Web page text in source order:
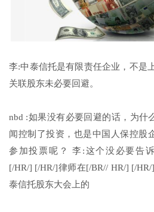
李:中泰信托是有限责任企业，不是
关联股东未必要回避。
nbd :如果没有必要回避的话，为什
闻控制了投资，也是中国人保控股
参加投票呢？ 李:这个没必要告
[/HR/] [/HR/]律师在[/BR// HR/] [/
泰信托股东大会上的